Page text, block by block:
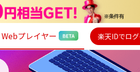
Webプレイヤー 楽天IDでロ